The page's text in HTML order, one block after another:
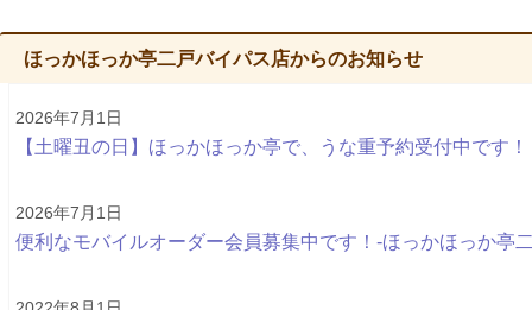
ほっかほっか亭二戸バイパス店からのお知らせ
2026年7月1日
【土曜丑の日】ほっかほっか亭で、うな重予約受付中です！
2026年7月1日
便利なモバイルオーダー会員募集中です！-ほっかほっか